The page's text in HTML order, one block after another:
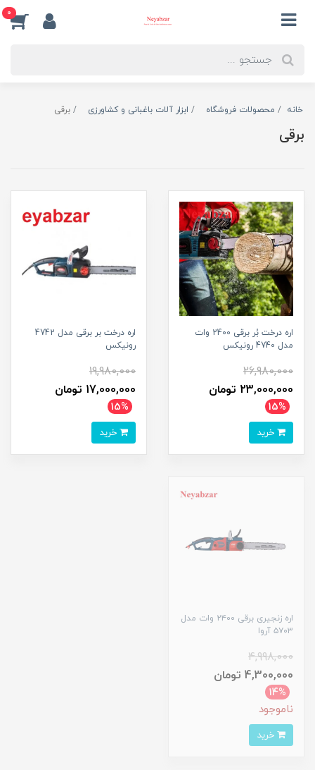
0
خانه محصولات فروشگاه ابزار آلات باغبانی و کشاورزی برقی
برقی
اره درخت بُر برقی 2400 وات
مدل 4740 رونیکس
26,980,000
23,000,000 تومان
15%
اره درخت بر برقی مدل 4742
رونیکس
19,980,000
17,000,000 تومان
15%
اره زنجیری برقی ۲۴۰۰ وات مدل
۵۷۰۳ آروا
4,998,000
4,300,000 تومان
14%
ناموجود